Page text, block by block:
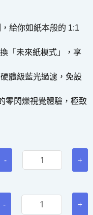
給你如紙本般的 1:1
「未來紙模式」，享
硬體級藍光過濾，免設
零閃爍視覺體驗，極致
- +
- +